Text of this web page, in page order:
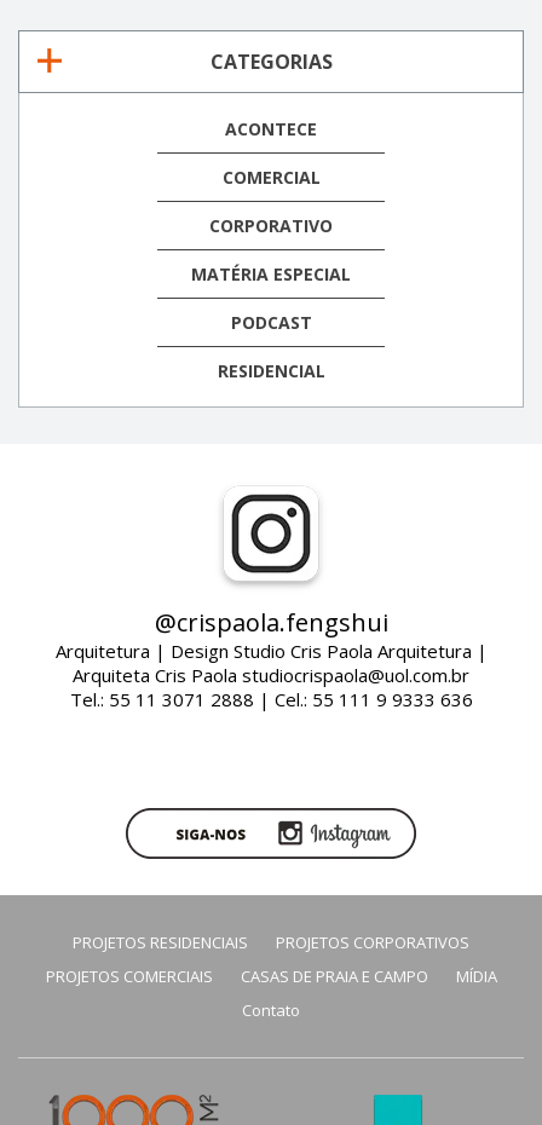
CATEGORIAS
ACONTECE
COMERCIAL
CORPORATIVO
MATÉRIA ESPECIAL
PODCAST
RESIDENCIAL
@crispaola.fengshui
Arquitetura | Design Studio Cris Paola Arquitetura |
Arquiteta Cris Paola studiocrispaola@uol.com.br
Tel.: 55 11 3071 2888 | Cel.: 55 111 9 9333 636
PROJETOS RESIDENCIAIS
PROJETOS CORPORATIVOS
PROJETOS COMERCIAIS
CASAS DE PRAIA E CAMPO
MÍDIA
Contato